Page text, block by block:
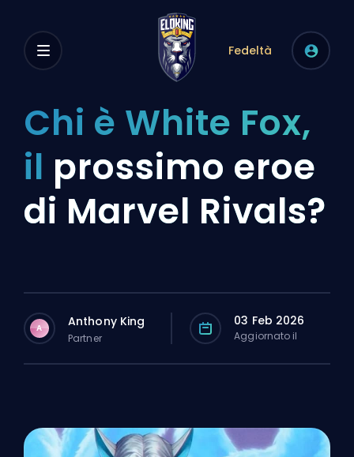
Fedeltà
Chi è White Fox,
il prossimo eroe
di Marvel Rivals?
A Anthony King
Partner
03 Feb 2026
Aggiornato il